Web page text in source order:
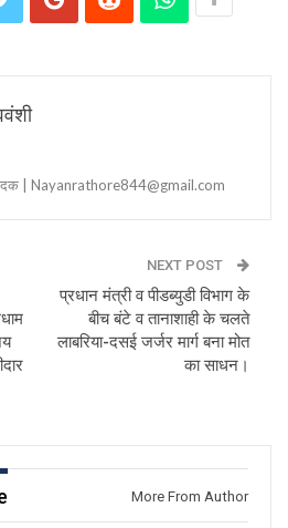
| Nayanrathore844@gmail.com
NEXT POST
प्रधान मंत्री व पीडब्युडी विभाग के
बीच बंटे व तानाशाही के चलते
लाबरिया-दसई जर्जर मार्ग बना मोत
का साधन।
More From Author